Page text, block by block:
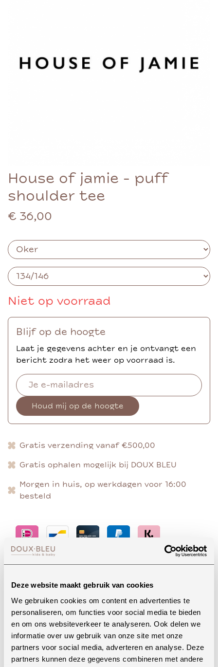
Deze website maakt gebruik van cookies
We gebruiken cookies om content en advertenties te
personaliseren, om functies voor social media te bieden
en om ons websiteverkeer te analyseren. Ook delen we
informatie over uw gebruik van onze site met onze
partners voor social media, adverteren en analyse. Deze
partners kunnen deze gegevens combineren met andere
House of jamie - puff
shoulder tee
€ 36,00
Niet op voorraad
Blijf op de hoogte
Laat je gegevens achter en je ontvangt een
bericht zodra het weer op voorraad is.
Houd mij op de hoogte
Gratis verzending vanaf €500,00
Gratis ophalen mogelijk bij DOUX BLEU
Morgen in huis, op werkdagen voor 16:00
besteld
Whatsapp